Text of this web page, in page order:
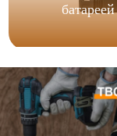
батареей